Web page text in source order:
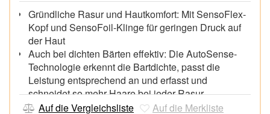
Gründliche Rasur und Hautkomfort: Mit SensoFlex-
Kopf und SensoFoil-Klinge für geringen Druck auf
der Haut
Auch bei dichten Bärten effektiv: Die AutoSense-
Technologie erkennt die Bartdichte, passt die
Leistung entsprechend an und erfasst und
schneidet so mehr Haare bei jeder Rasur
Lithium-Ionen-Akku für bis zu 3 Wochen Rasur (50
Auf die Vergleichsliste Auf die Merkliste